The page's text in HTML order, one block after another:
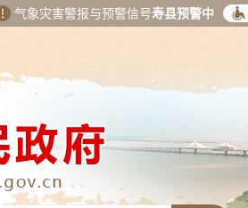
气象灾害警报与预警信号寿县预警中